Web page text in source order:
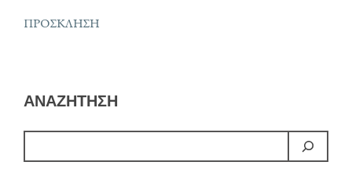
ΠΡΟΣΚΛΗΣΗ
ΑΝΑΖΗΤΗΣΗ